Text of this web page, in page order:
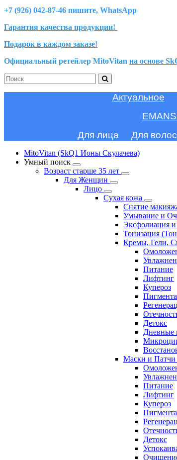
+7 (926) 042-87-46 пишите, WhatsApp
Гарантия качества продукции!
Подарок в каждом заказе!
Официальный ретейлер MitoVitan на основе
Актуальное
Для лица
Для волос
MitoVitan (SkQ1 Ионы Скулачева)
Умный поиск
Возраст старше 35 лет
Для Женщин
Лицо
Сухая кожа
Снятие
Умывание и
Эксфолиация
Тонизация
Кремы, Гели,
Питание
Лифтинг
Купероз
Детокс
Дневные
Маски и Патчи
Питание
Лифтинг
Купероз
Детокс